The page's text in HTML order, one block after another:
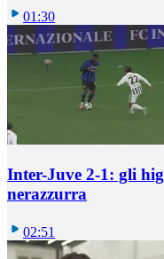
01:30
Inter-Juve 2-1: gli
nerazzurra
02:51